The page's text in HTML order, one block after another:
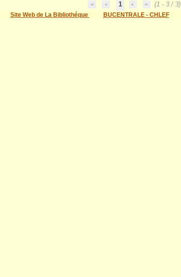
1 (1 - 3 / 3)
Site Web de La Bibliothéque BUCENTRALE - CHLEF